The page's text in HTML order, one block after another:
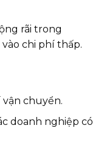
rãi trong
chi phí thấp.
chuyển.
doanh nghiệp có